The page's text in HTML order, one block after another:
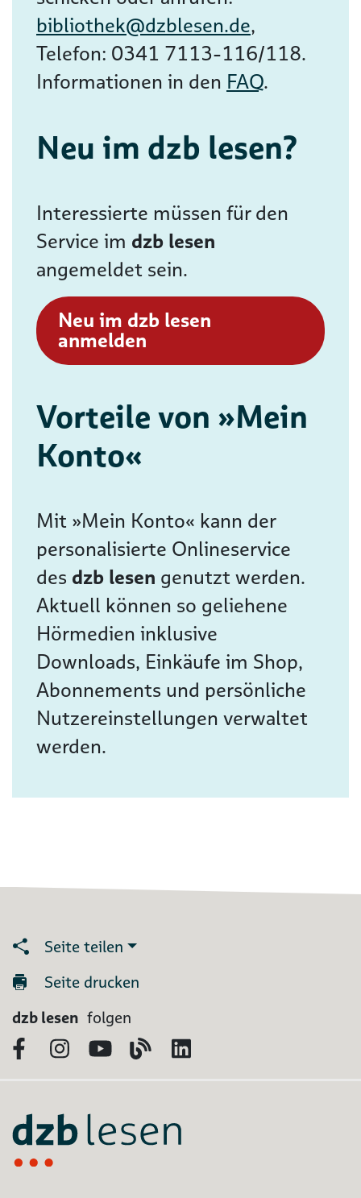
bibliothek@dzblesen.de,
Telefon: 0341 7113-116/118.
Informationen in den FAQ.
Neu im dzb lesen?
Interessierte müssen für den
Service im dzb lesen
angemeldet sein.
Neu im dzb lesen
anmelden
Vorteile von »Mein
Konto«
Mit »Mein Konto« kann der
personalisierte Onlineservice
des dzb lesen genutzt werden.
Aktuell können so geliehene
Hörmedien inklusive
Downloads, Einkäufe im Shop,
Abonnements und persönliche
Nutzereinstellungen verwaltet
werden.
Seite teilen
Seite drucken
dzb lesen folgen
FacebookInstagram
YouTubeBlog